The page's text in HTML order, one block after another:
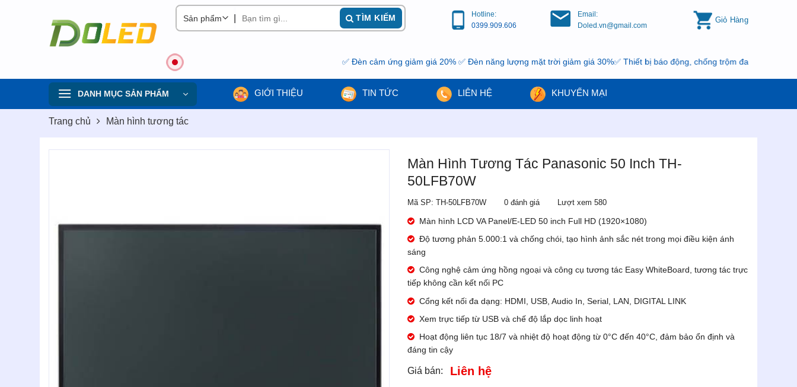
TÌM KIẾM
Hotline:
0399.909.606
Email:
Doled.vn@gmail.com
Giỏ Hàng
✅ Đèn cảm ứng giảm giá 20% ✅ Đèn năng lượng mặt trời giảm giá 30%✅ Thiết bị báo động, chống trộm đang có khuyến mại,
DANH MỤC SẢN PHẨM GIỚI THIỆU TIN TỨC LIÊN HỆ KHUYẾN MẠI
Trang chủ Màn hình tương tác
Màn Hình Tương Tác Panasonic 50 Inch TH-
50LFB70W
Mã SP: TH-50LFB70W 0 đánh giá Lượt xem 580
Màn hình LCD VA Panel/E-LED 50 inch Full HD (1920×1080)
Độ tương phản 5.000:1 và chống chói, tạo hình ảnh sắc nét trong mọi điều kiện ánh
sáng
Công nghệ cảm ứng hồng ngoại và công cụ tương tác Easy WhiteBoard, tương tác trực
tiếp không cần kết nối PC
Cổng kết nối đa dạng: HDMI, USB, Audio In, Serial, LAN, DIGITAL LINK
Xem trực tiếp từ USB và chế độ lắp dọc linh hoạt
Hoạt động liên tục 18/7 và nhiệt độ hoạt động từ 0°C đến 40°C, đảm bảo ổn định và
đáng tin cậy
Giá bán: Liên hệ